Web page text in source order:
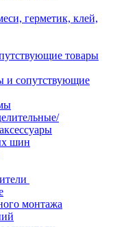
герметик, клей,
товары
и сопутствующие
шин
монтажа